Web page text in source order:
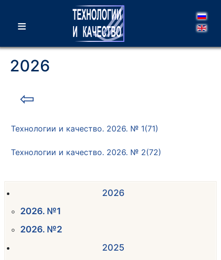
≡
2026
⇦
Технологии и качество. 2026. № 1(71)
Технологии и качество. 2026. № 2(72)
2026
2026. №1
2026. №2
2025